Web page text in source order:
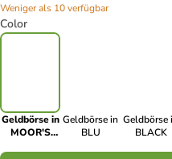
Weniger als 10 verfügbar
Color
Geldbörse in
MOOR'S
Geldbörse in
BLU
Geldbörse
BLACK